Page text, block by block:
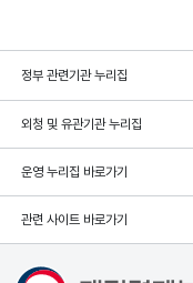
정부 관련기관 누리집
외청 및 유관기관 누리집
운영 누리집 바로가기
관련 사이트 바로가기